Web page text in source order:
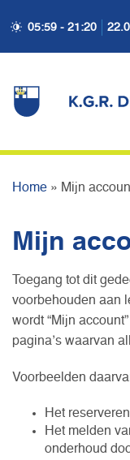
05:59 - 21:20
Home » Mijn
Mijn
Toegang tot dit
voorbehouden aan
wordt “Mijn
pagina’s waarvan
Voorbeelden
Het
Het melden
onderhoud